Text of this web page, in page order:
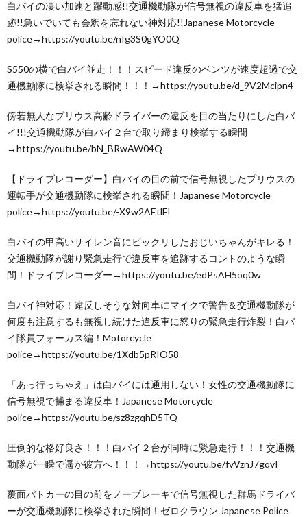
白バイの凄い加速と躍動感!!交通機動隊が信号無視の違反車を猛追
跡!!急いでいても会釈を忘れない神対応!!Japanese Motorcycle
police→https://youtu.be/nIg3S0gYO0Q
S550の横で白バイ並走！！！スピード違反のベンツが速度超過で交
通機動隊に検挙される瞬間！！！→https://youtu.be/d_9V2Mcipn4
傍若無人なプリウス高齢ドライバーの違反を目の当たりにした白バ
イ!!!交通機動隊が白バイ２台で取り締まり検挙する瞬間
→https://youtu.be/bN_BRwAW04Q
【ドライブレコーダー】白バイの目の前で信号無視したプリウスの
運転手が交通機動隊に検挙される瞬間！Japanese Motorcycle
police→https://youtu.be/-X9w2AEtlFI
白バイの甲高いサイレン音にビックリしたおじいちゃんがキレる！
交通機動隊が謝り緊急走行で違反車を追跡するコントのような瞬
間！ドライブレコーダー→https://youtu.be/edPsAH5oq0w
白バイ神対応！違反しそうな対向車にマイクで警告＆交通機動隊が
何度も注意するも無視し続けた違反車に怒りの緊急走行炸裂！白バ
イ隊員フォーカス編！Motorcycle
police→https://youtu.be/1Xdb5pRIO58
「あっ行っちゃえ」は白バイには通用しない！女性の交通機動隊に
信号無視で捕まる違反車！Japanese Motorcycle
police→https://youtu.be/sz8zgqhD5TQ
圧倒的な格好良さ！！！白バイ２台が同時に緊急走行！！！交通機
動隊が一瞬で遥か彼方へ！！！→https://youtu.be/fvVznJ7gqvI
覆面パトカーの目の前をノーブレーキで信号無視した群馬ドライバ
ーが交通機動隊に検挙された瞬間！ゼロクラウン Japanese Police